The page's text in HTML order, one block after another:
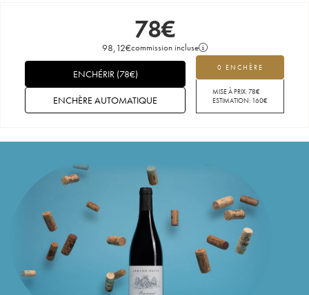
78€
98,12€commission incluse
0 ENCHÈRE
MISE À PRIX:78€
ESTIMATION: 160€
ENCHÉRIR(78€)
ENCHÈRE AUTOMATIQUE